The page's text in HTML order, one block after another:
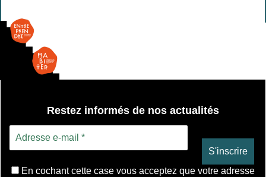
Restez informés de nos actualités
En cochant cette case vous acceptez que votre adresse